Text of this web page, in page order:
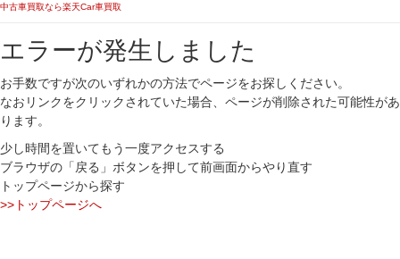
中古車買取なら楽天Car車買取
エラーが発生しました
お手数ですが次のいずれかの方法でページをお探しください。
なおリンクをクリックされていた場合、ページが削除された可能性があ
ります。
少し時間を置いてもう一度アクセスする
ブラウザの「戻る」ボタンを押して前画面からやり直す
トップページから探す
>>トップページへ